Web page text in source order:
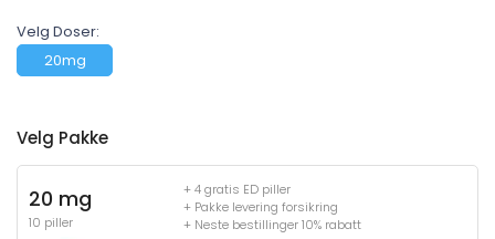
Velg Doser:
20mg
Velg Pakke
20 mg
10 piller
+ 4 gratis ED piller
+ Pakke levering forsikring
+ Neste bestillinger 10% rabatt